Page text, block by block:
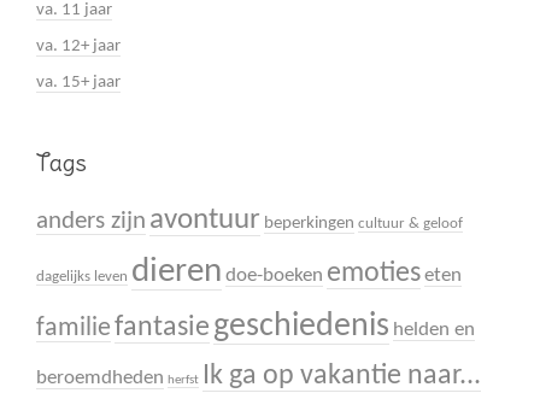
va. 11 jaar
va. 12+ jaar
va. 15+ jaar
Tags
anders zijn avontuur beperkingen cultuur & geloof
dagelijks leven dieren doe-boeken emotieseten
familiefantasie geschiedenis helden en
beroemdheden herfst Ik ga op vakantie naar...